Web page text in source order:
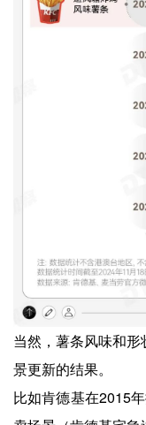
当然，薯条风味和
景更新的结果。
比如肯德基在2015